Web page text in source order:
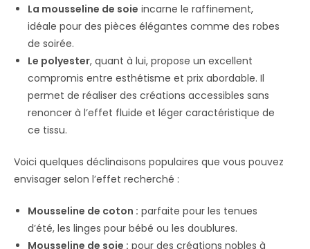
La mousseline de soie incarne le raffinement,
idéale pour des pièces élégantes comme des robes
de soirée.
Le polyester, quant à lui, propose un excellent
compromis entre esthétisme et prix abordable. Il
permet de réaliser des créations accessibles sans
renoncer à l’effet fluide et léger caractéristique de
ce tissu.
Voici quelques déclinaisons populaires que vous pouvez
envisager selon l’effet recherché :
Mousseline de coton : parfaite pour les tenues
d’été, les linges pour bébé ou les doublures.
Mousseline de soie : pour des créations nobles à